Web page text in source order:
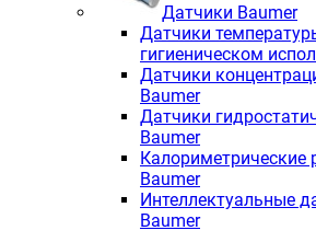
Датчики Baumer
Датчики
гигиеническом
Датчики
Baumer
Датчики
Baumer
Калориметрические
Baumer
Интеллектуальные
Baumer